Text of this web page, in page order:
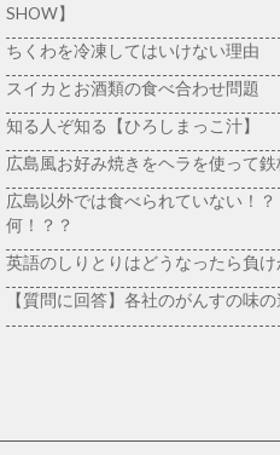
SHOW】
ちくわを冷凍してはいけない理由
スイカとお酒類の食べ合わせ問題
知る人ぞ知る【ひろしまっこ汁】
広島風お好み焼きをヘラを使って
広島以外では食べられていない！
何！？？
英語のしりとりはどうなったら負け
【質問に回答】各社のがんすの味